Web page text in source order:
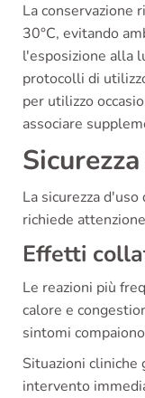
La conservazione
30°C, evitando
l'esposizione alla
protocolli di
per utilizzo
associare
La sicurezza
richiede
Effetti
Le reazioni più
calore e
sintomi
Situazioni cliniche
intervento